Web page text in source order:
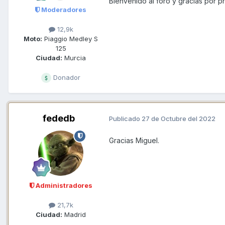
Moderadores
12,9k
Moto: Piaggio Medley S
125
Ciudad: Murcia
Donador
fededb
Administradores
21,7k
Ciudad: Madrid
Publicado 27 de Octubre del 2022
Gracias Miguel.